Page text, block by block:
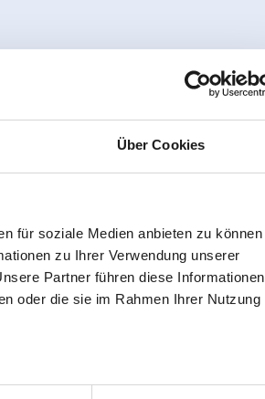
Über Cookies
für soziale Medien anbieten zu können
zu Ihrer Verwendung unserer
Partner führen diese Informationen
oder die sie im Rahmen Ihrer Nutzung